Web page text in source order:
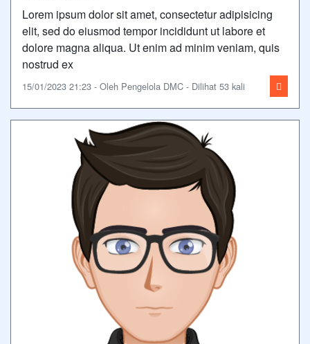
Lorem ipsum dolor sit amet, consectetur adipisicing
elit, sed do eiusmod tempor incididunt ut labore et
dolore magna aliqua. Ut enim ad minim veniam, quis
nostrud ex
15/01/2023 21:23 - Oleh Pengelola DMC - Dilihat 53 kali